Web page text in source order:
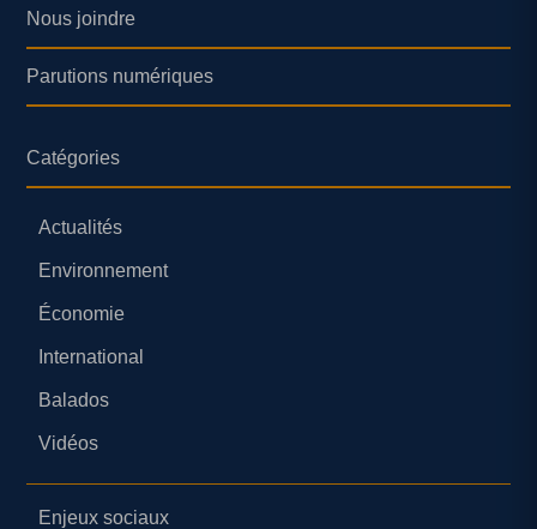
Nous joindre
Parutions numériques
Catégories
Actualités
Environnement
Économie
International
Balados
Vidéos
Enjeux sociaux